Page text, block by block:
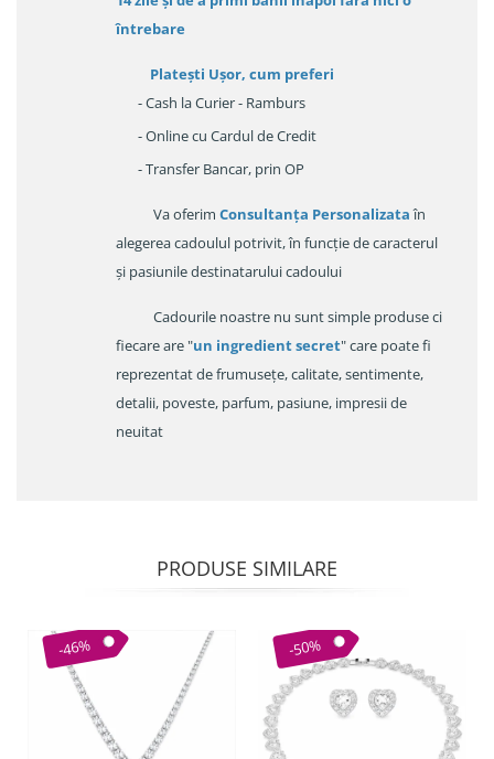
întrebare
Platești Ușor, cum preferi
- Cash la Curier - Ramburs
- Online cu Cardul de Credit
- Transfer Bancar, prin OP
Va oferim Consultanța Personalizataîn
alegerea cadoulul potrivit, în funcție de caracterul
și pasiunile destinatarului cadoului
Cadourile noastre nu sunt simple produse ci
fiecare are "un ingredient secret" care poate fi
reprezentat de frumusețe, calitate, sentimente,
detalii, poveste, parfum, pasiune, impresii de
neuitat
PRODUSE SIMILARE
-46% -50%